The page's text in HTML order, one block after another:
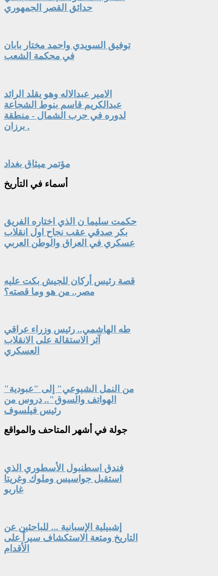
حدائق القصر الجمهوري
توفيق السويدي واحمد مختار بابان
في محكمة الشعب
الامير عبدالاله وهو يقلد الرائد
عبدالكريم قاسم بنوط الشجاعة
لدوره في حرب الشمال - منطقة
برزان .
مؤتمر ميثاق بغداد
أسماء في التأريخ
حكمت سليما ن الذي اختاره الفريق
بكر صدقي عقب نجاح اول انقلاب
عسكري في العراق والوطن العربي
قصة رئيس أركان للجيش بكت عليه
مصر.. من هو وما قصته؟
طه الهاشمي.. رئيس وزراء عراقي
آثر الاستقالة على الانقلاب
العسكري
"من النمل الشيوعي" إلى "عبودية
الهواتف والسوق".. دروس من
رئيس فيلسوف
جولة في أشهر المتاحف والمواقع
فندق اسطنبول الأسطوري الذي
استقبل جواسيس وملوك وغريتا
غاربو
إشبيلية الإسبانية ... للباحثين عن
التاريخ ومتعة الاستكشاف سيراً على
الأقدام